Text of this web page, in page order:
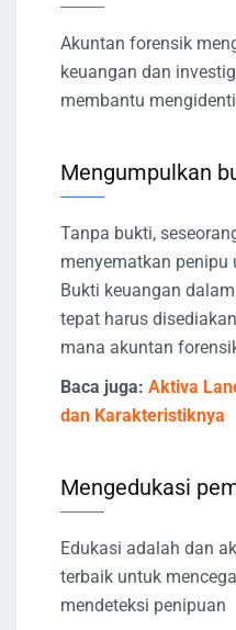
Akuntan forensik
keuangan dan
membantu
Mengumpulkan
Tanpa bukti,
menyematkan
Bukti keuangan
tepat harus
mana akuntan
Baca juga: Aktiva
dan Karakteristiknya
Mengedukasi
Edukasi adalah dan
terbaik untuk
mendeteksi penipuan